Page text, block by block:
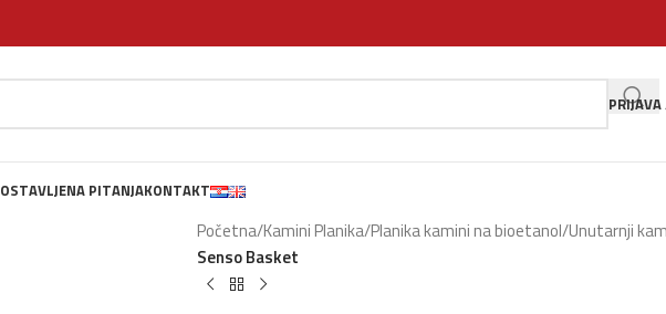
PITANJAKONTAKT
Početna/Kamini Planika/Planika kamini na bioetanol/Unutarnji
Senso Basket